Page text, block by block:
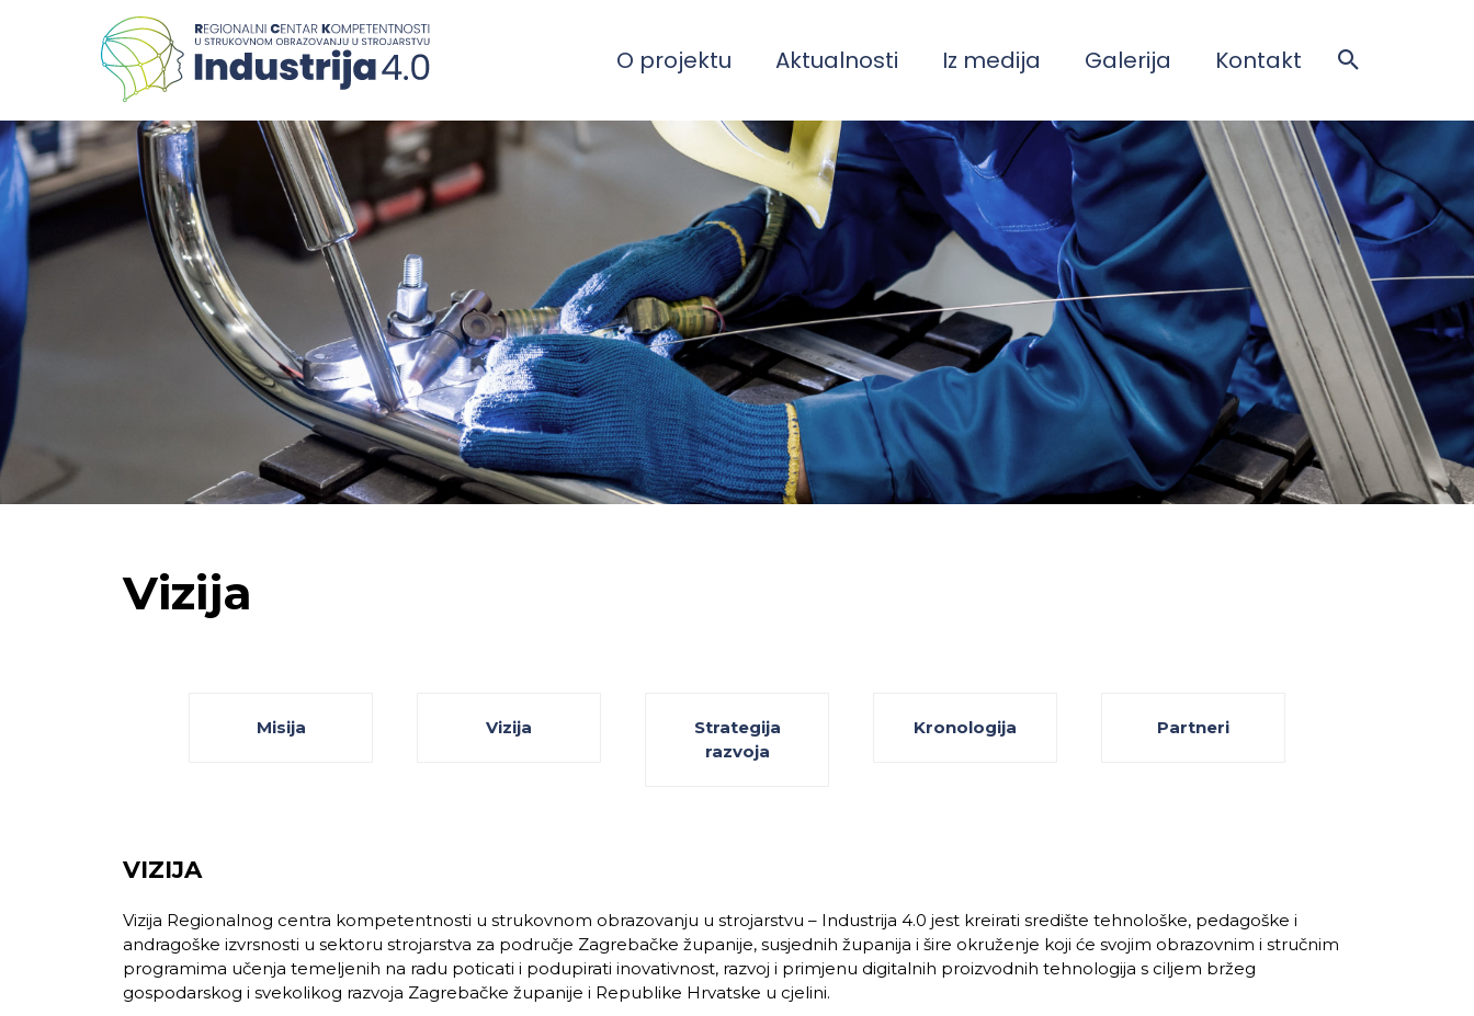
O projektu Aktualnosti Iz medija Galerija Kontakt
Vizija
Misija Vizija
Strategija
razvoja
Kronologija Partneri
VIZIJA
Vizija Regionalnog centra kompetentnosti u strukovnom obrazovanju u strojarstvu – Industrija 4.0 jest kreirati središte tehnološke, pedagoške i
andragoške izvrsnosti u sektoru strojarstva za područje Zagrebačke županije, susjednih županija i šire okruženje koji će svojim obrazovnim i stručnim
programima učenja temeljenih na radu poticati i podupirati inovativnost, razvoj i primjenu digitalnih proizvodnih tehnologija s ciljem bržeg
gospodarskog i svekolikog razvoja Zagrebačke županije i Republike Hrvatske u cjelini.